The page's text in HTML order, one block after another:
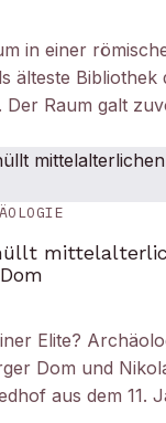
in einer
älteste Bibliothek
Der Raum galt
Elite?
Dom und
aus dem 11.